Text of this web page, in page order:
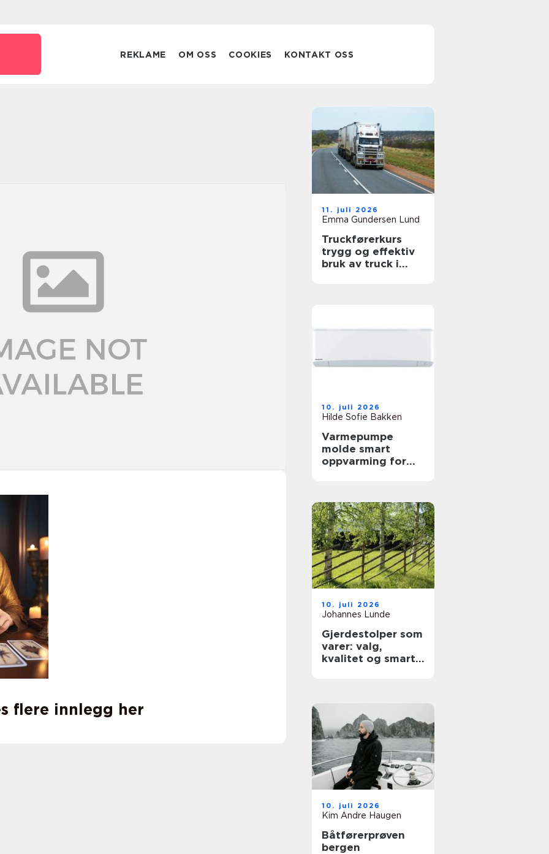
REKLAME OM OSS COOKIES KONTAKT OSS
flere innlegg her
11. juli 2026
Emma Gundersen Lund
Truckførerkurs
trygg og effektiv
bruk av truck i
10. juli 2026
Hilde Sofie Bakken
Varmepumpe
molde smart
oppvarming for
10. juli 2026
Johannes Lunde
Gjerdestolper som
varer: valg,
kvalitet og smart
10. juli 2026
Kim Andre Haugen
Båtførerprøven
bergen